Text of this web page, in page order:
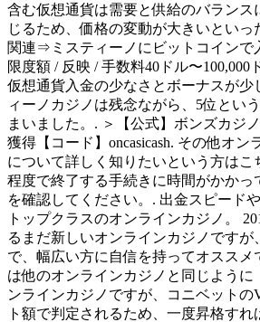
含む仮想通貨は需要と供給のバランス
じるため、価格の変動が大きいといっ
関連⇒ミスティーノにビットコインで
限度額 / 反映 / 手数料40ドル〜100,000
仮想通貨入金の少なさとボーナスが少
ィーノカジノは残念ながら、5位とい
まいました。. ＞【公式】ボンズカジ
獲得【コード】oncasicash. その他オン
について詳しく知りたいという方はこ
程度で終了する手続きに時間がかかっ
を確認してください。. 出金スピード
トップクラスのオンラインカジノ。
るまだ新しいオンラインカジノですが
で、幅広い方に自信を持ってオススメ
は他のオンラインカジノと同じように
ンラインカジノですが、コニベットの
ト額で判定されるため、一度昇格すれ